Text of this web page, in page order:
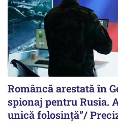
Româncă arestată în
spionaj pentru Rusia.
unică folosință”/